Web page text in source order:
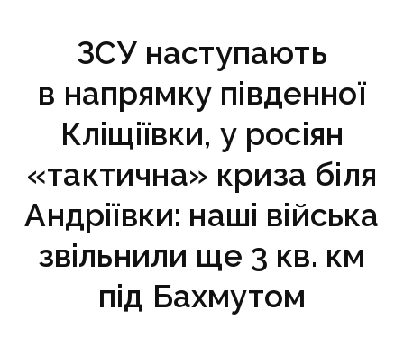
ЗСУ наступають
в напрямку південної
Кліщіївки, у росіян
«тактична» криза біля
Андріївки: наші війська
звільнили ще 3 кв. км
під Бахмутом